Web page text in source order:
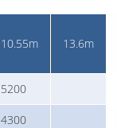
10.55m 13.6m
5200
4300